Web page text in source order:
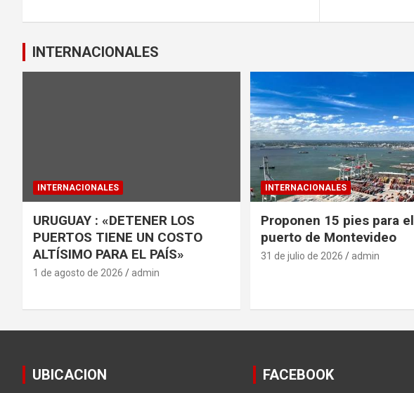
k
p
entradas
INTERNACIONALES
INTERNACIONALES
URUGUAY : «DETENER LOS
PUERTOS TIENE UN COSTO
ALTÍSIMO PARA EL PAÍS»
1 de agosto de 2026 admin
INTERNACIONALES
Proponen 15 pies para el
puerto de Montevideo
31 de julio de 2026 admin
UBICACION FACEBOOK